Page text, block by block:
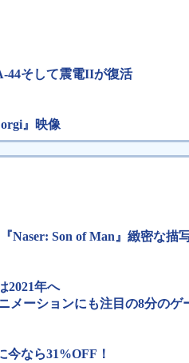
44そして震電IIが復活
』映像
Naser: Son of Man』緻密な描
2021年へ
メーションにも注目の8分のゲ
なら31%OFF！